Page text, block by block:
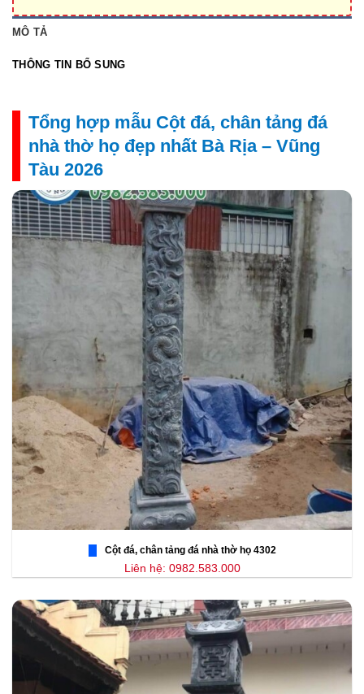
MÔ TẢ
THÔNG TIN BỔ SUNG
Tổng hợp mẫu Cột đá, chân tảng đá
nhà thờ họ đẹp nhất Bà Rịa – Vũng
Tàu 2026
Cột đá, chân tảng đá nhà thờ họ 4302
Liên hệ: 0982.583.000